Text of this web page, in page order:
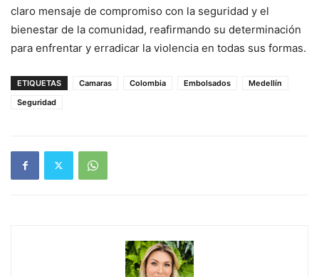
claro mensaje de compromiso con la seguridad y el
bienestar de la comunidad, reafirmando su determinación
para enfrentar y erradicar la violencia en todas sus formas.
ETIQUETAS Camaras Colombia Embolsados
Medellín
Seguridad